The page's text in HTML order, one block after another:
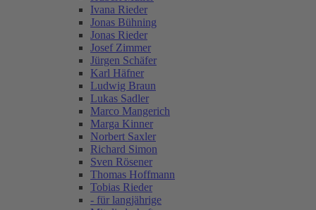
Ivana Rieder
Jonas Bühning
Jonas Rieder
Josef Zimmer
Jürgen Schäfer
Karl Häfner
Ludwig Braun
Lukas Sadler
Marco Mangerich
Marga Kinner
Norbert Saxler
Richard Simon
Sven Rösener
Thomas Hoffmann
Tobias Rieder
- für langjährige